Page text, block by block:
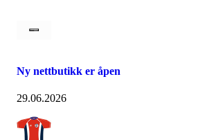
Ny nettbutikk er åpen
29.06.2026